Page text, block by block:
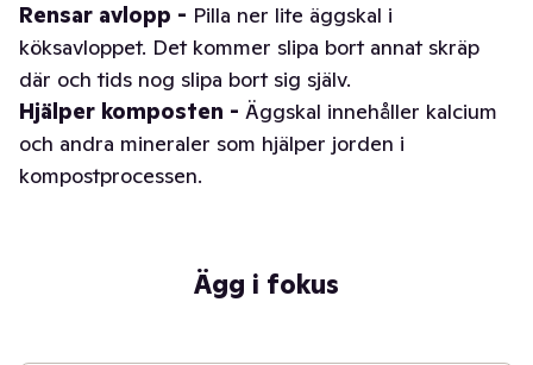
Rensar avlopp - Pilla ner lite äggskal i
köksavloppet. Det kommer slipa bort annat skräp
där och tids nog slipa bort sig själv.
Hjälper komposten -Äggskal innehåller kalcium
och andra mineraler som hjälper jorden i
kompostprocessen.
Ägg i fokus